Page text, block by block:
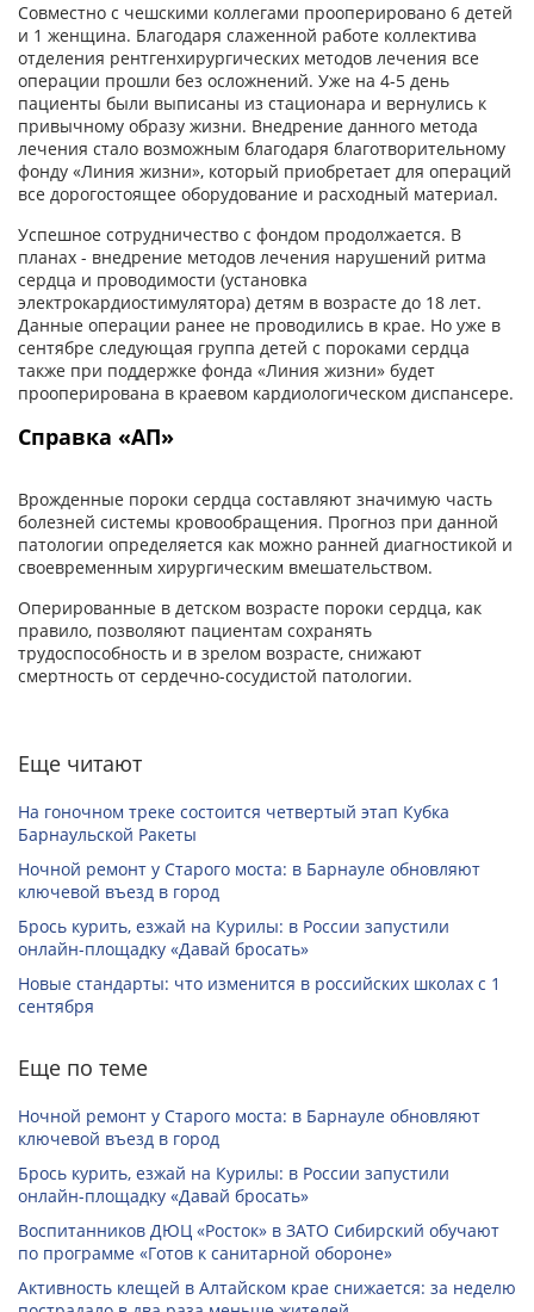
Совместно с чешскими коллегами прооперировано 6 детей
и 1 женщина. Благодаря слаженной работе коллектива
отделения рентгенхирургических методов лечения все
операции прошли без осложнений. Уже на 4-5 день
пациенты были выписаны из стационара и вернулись к
привычному образу жизни. Внедрение данного метода
лечения стало возможным благодаря благотворительному
фонду «Линия жизни», который приобретает для операций
все дорогостоящее оборудование и расходный материал.
Успешное сотрудничество с фондом продолжается. В
планах - внедрение методов лечения нарушений ритма
сердца и проводимости (установка
электрокардиостимулятора) детям в возрасте до 18 лет.
Данные операции ранее не проводились в крае. Но уже в
сентябре следующая группа детей с пороками сердца
также при поддержке фонда «Линия жизни» будет
прооперирована в краевом кардиологическом диспансере.
Справка «АП»
Врожденные пороки сердца составляют значимую часть
болезней системы кровообращения. Прогноз при данной
патологии определяется как можно ранней диагностикой и
своевременным хирургическим вмешательством.
Оперированные в детском возрасте пороки сердца, как
правило, позволяют пациентам сохранять
трудоспособность и в зрелом возрасте, снижают
смертность от сердечно-сосудистой патологии.
Еще читают
На гоночном треке состоится четвертый этап Кубка
Барнаульской Ракеты
Ночной ремонт у Старого моста: в Барнауле обновляют
ключевой въезд в город
Брось курить, езжай на Курилы: в России запустили
онлайн-­площадку «Давай бросать»
Новые стандарты: что изменится в российских школах с 1
сентября
Еще по теме
Ночной ремонт у Старого моста: в Барнауле обновляют
ключевой въезд в город
Брось курить, езжай на Курилы: в России запустили
онлайн-­площадку «Давай бросать»
Воспитанников ДЮЦ «Росток» в ЗАТО Сибирский обучают
по программе «Готов к санитарной обороне»
Активность клещей в Алтайском крае снижается: за неделю